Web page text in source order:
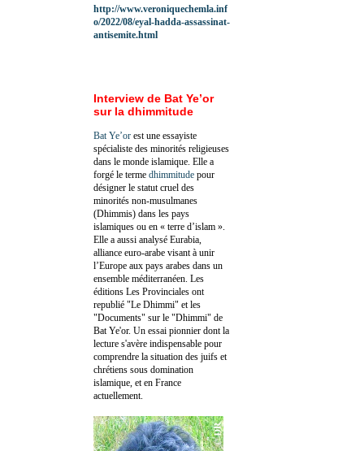
http://www.veroniquechemla.inf
o/2022/08/eyal-hadda-assassinat-
antisemite.html
Interview de Bat Ye’or
sur la dhimmitude
Bat Ye’or est une essayiste
spécialiste des minorités religieuses
dans le monde islamique. Elle a
forgé le terme dhimmitude pour
désigner le statut cruel des
minorités non-musulmanes
(Dhimmis) dans les pays
islamiques ou en « terre d’islam ».
Elle a aussi analysé Eurabia,
alliance euro-arabe visant à unir
l’Europe aux pays arabes dans un
ensemble méditerranéen. Les
éditions Les Provinciales ont
republié "Le Dhimmi" et les
"Documents" sur le "Dhimmi" de
Bat Ye'or. Un essai pionnier dont la
lecture s'avère indispensable pour
comprendre la situation des juifs et
chrétiens sous domination
islamique, et en France
actuellement.